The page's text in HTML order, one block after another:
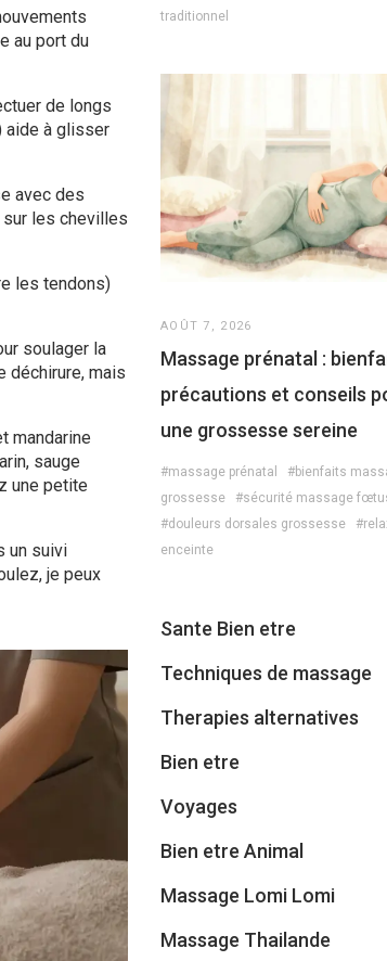
au port du
de longs
aide à glisser
avec des
les chevilles
les tendons)
soulager la
déchirure, mais
mandarine
sauge
une petite
un suivi
je peux
traditionnel
AOÛT 7, 2026
Massage prénatal :
précautions et conseils
une grossesse sereine
#massage prénatal
#bienfaits
grossesse
#sécurité massage
#douleurs dorsales grossesse
enceinte
Sante Bien etre
Techniques de massage
Therapies alternatives
Bien etre
Voyages
Bien etre Animal
Massage Lomi Lomi
Massage Thailande